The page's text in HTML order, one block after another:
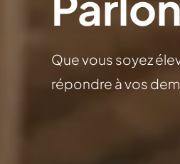
Que vous soyez
répondre à vos